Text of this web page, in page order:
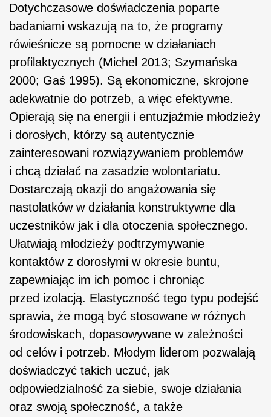
Dotychczasowe doświadczenia poparte
badaniami wskazują na to, że programy
rówieśnicze są pomocne w działaniach
profilaktycznych (Michel 2013; Szymańska
2000; Gaś 1995). Są ekonomiczne, skrojone
adekwatnie do potrzeb, a więc efektywne.
Opierają się na energii i entuzjaźmie młodzieży
i dorosłych, którzy są autentycznie
zainteresowani rozwiązywaniem problemów
i chcą działać na zasadzie wolontariatu.
Dostarczają okazji do angażowania się
nastolatków w działania konstruktywne dla
uczestników jak i dla otoczenia społecznego.
Ułatwiają młodzieży podtrzymywanie
kontaktów z dorosłymi w okresie buntu,
zapewniając im ich pomoc i chroniąc
przed izolacją. Elastyczność tego typu podejść
sprawia, że mogą być stosowane w różnych
środowiskach, dopasowywane w zależności
od celów i potrzeb. Młodym liderom pozwalają
doświadczyć takich uczuć, jak
odpowiedzialność za siebie, swoje działania
oraz swoją społeczność, a także